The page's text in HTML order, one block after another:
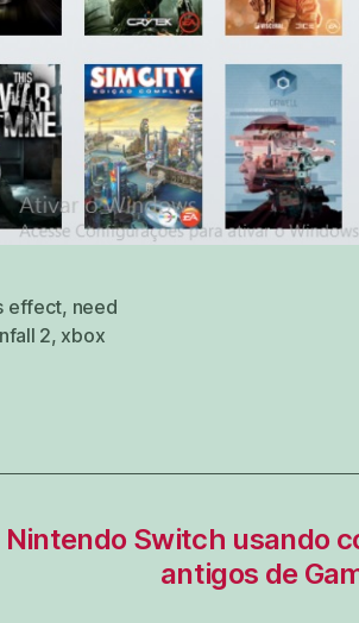
effect, need
2, xbox
Nintendo Switch usando
antigos de